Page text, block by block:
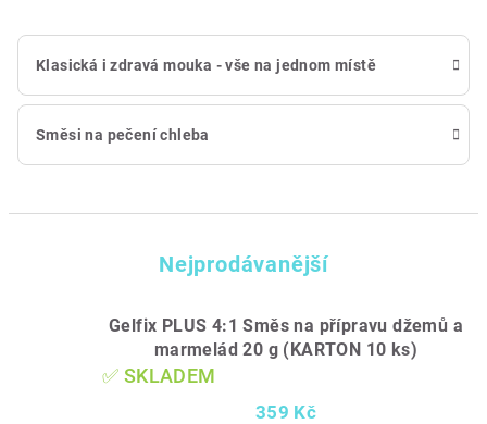
Klasická i zdravá mouka - vše na jednom místě
Směsi na pečení chleba
Nejprodávanější
Gelfix PLUS 4:1 Směs na přípravu džemů a
marmelád 20 g (KARTON 10 ks)
✅ SKLADEM
359 Kč